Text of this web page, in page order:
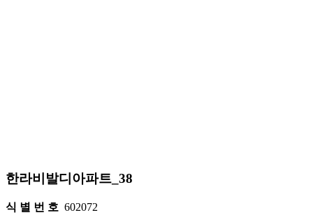
한라비발디아파트_38
식 별 번 호 602072